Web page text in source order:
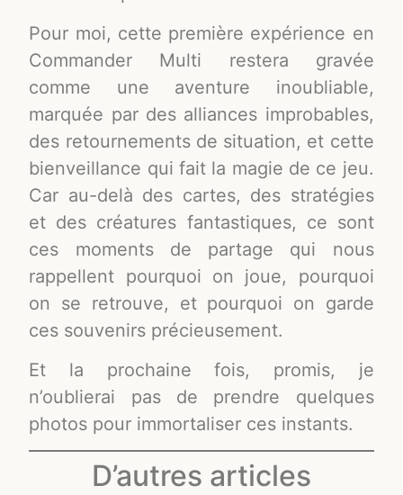
Pour moi, cette première expérience en
Commander Multi restera gravée
comme une aventure inoubliable,
marquée par des alliances improbables,
des retournements de situation, et cette
bienveillance qui fait la magie de ce jeu.
Car au-delà des cartes, des stratégies
et des créatures fantastiques, ce sont
ces moments de partage qui nous
rappellent pourquoi on joue, pourquoi
on se retrouve, et pourquoi on garde
ces souvenirs précieusement.
Et la prochaine fois, promis, je
n’oublierai pas de prendre quelques
photos pour immortaliser ces instants.
D’autres articles